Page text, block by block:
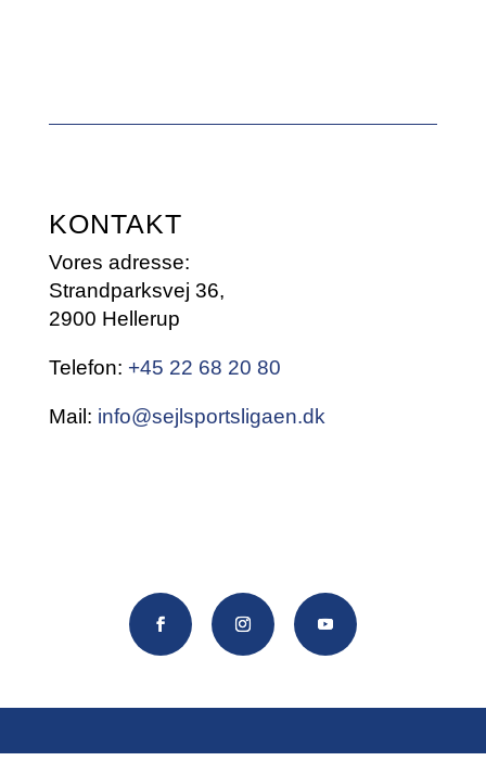
KONTAKT
Vores adresse:
Strandparksvej 36,
2900 Hellerup
Telefon: +45 22 68 20 80
Mail: info@sejlsportsligaen.dk